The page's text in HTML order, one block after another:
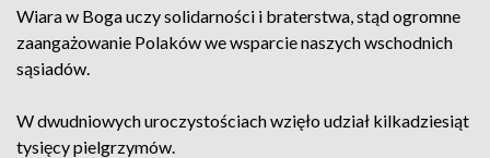
Wiara w Boga uczy solidarności i braterstwa, stąd ogromne
zaangażowanie Polaków we wsparcie naszych wschodnich
sąsiadów.
W dwudniowych uroczystościach wzięło udział kilkadziesiąt
tysięcy pielgrzymów.